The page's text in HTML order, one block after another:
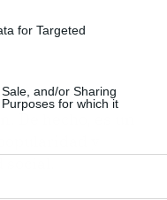
for Targeted
and/or Sharing
for which it
yes
De hecho, es un
y